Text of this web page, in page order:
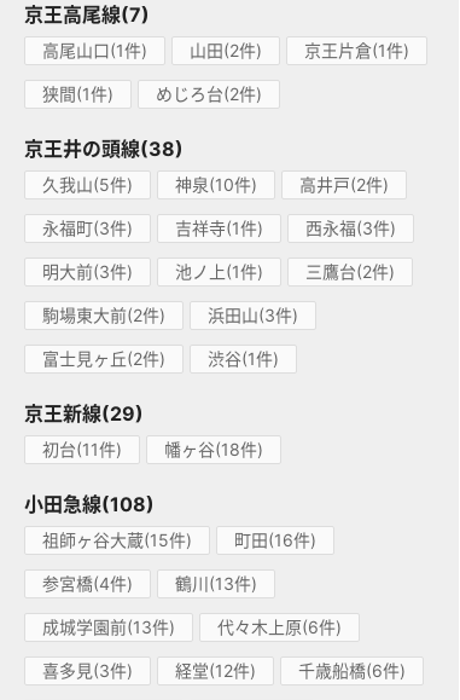
京王高尾線(7)
高尾山口(1件) 山田(2件) 京王片倉(1件)
狭間(1件) めじろ台(2件)
京王井の頭線(38)
久我山(5件) 神泉(10件) 高井戸(2件)
永福町(3件) 吉祥寺(1件) 西永福(3件)
明大前(3件) 池ノ上(1件) 三鷹台(2件)
駒場東大前(2件) 浜田山(3件)
富士見ヶ丘(2件) 渋谷(1件)
京王新線(29)
初台(11件) 幡ヶ谷(18件)
小田急線(108)
祖師ヶ谷大蔵(15件) 町田(16件)
参宮橋(4件) 鶴川(13件)
成城学園前(13件) 代々木上原(6件)
喜多見(3件) 経堂(12件) 千歳船橋(6件)